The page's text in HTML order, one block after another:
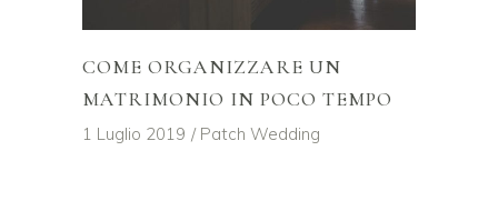
COME ORGANIZZARE UN
MATRIMONIO IN POCO TEMPO
1 Luglio 2019 Patch Wedding